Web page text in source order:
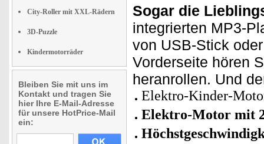
City-Roller mit XXL-Rädern
3D-Puzzle
Kindermotorräder
Bleiben Sie mit uns im
Kontakt und tragen Sie
hier Ihre E-Mail-Adresse
für unsere HotPrice-Mail
ein:
Sogar die
integrierten MP3-
von USB-Stick
Vorderseite hören
heranrollen. Und
Elektro-Kinder-
Elektro-Motor mit